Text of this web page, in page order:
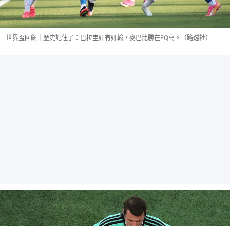
世界盃回顧｜歷史記住了：巴拉圭奸有奸輸，麥巴比勝在EQ高。（路透社）